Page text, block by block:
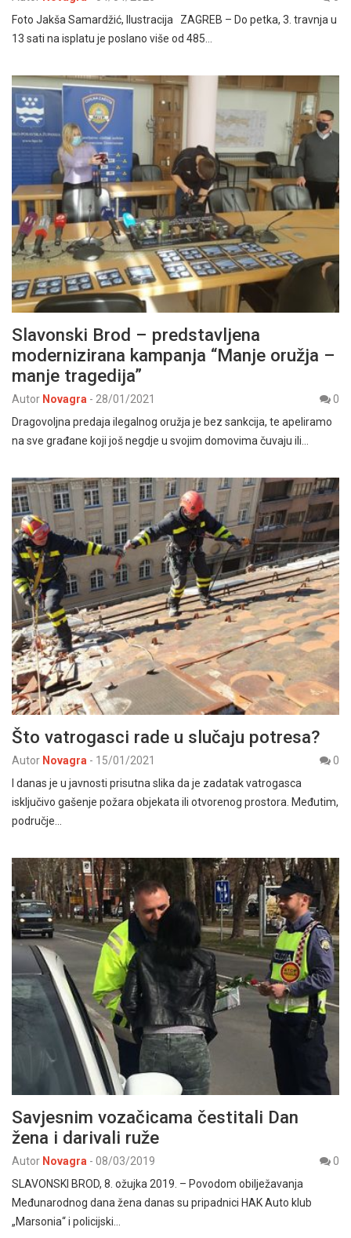
Foto Jakša Samardžić, Ilustracija ZAGREB – Do petka, 3. travnja u
13 sati na isplatu je poslano više od 485…
Slavonski Brod – predstavljena
modernizirana kampanja “Manje oružja –
manje tragedija”
Autor Novagra - 28/01/2021
0
Dragovoljna predaja ilegalnog oružja je bez sankcija, te apeliramo
na sve građane koji još negdje u svojim domovima čuvaju ili…
Što vatrogasci rade u slučaju potresa?
Autor Novagra - 15/01/2021
0
I danas je u javnosti prisutna slika da je zadatak vatrogasca
isključivo gašenje požara objekata ili otvorenog prostora. Međutim,
područje…
Savjesnim vozačicama čestitali Dan
žena i darivali ruže
Autor Novagra - 08/03/2019
0
SLAVONSKI BROD, 8. ožujka 2019. – Povodom obilježavanja
Međunarodnog dana žena danas su pripadnici HAK Auto klub
„Marsonia“ i policijski…